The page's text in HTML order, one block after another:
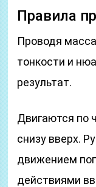
Правила
Проводя
тонкости и
результат.
Двигаются по
снизу вверх.
движением
действиями